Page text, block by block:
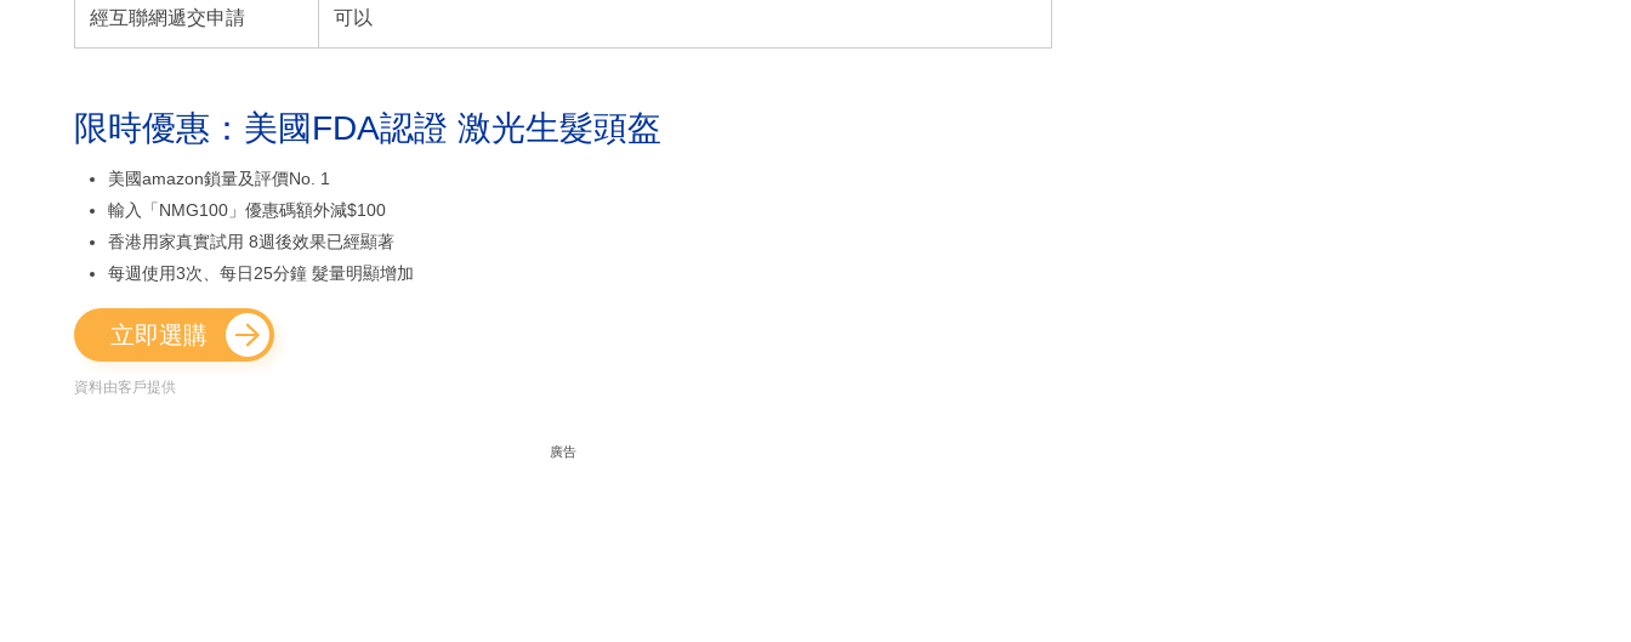
經互聯網遞交申請 可以
限時優惠：美國FDA認證 激光生髮頭盔
美國amazon鎖量及評價No. 1
輸入「NMG100」優惠碼額外減$100
香港用家真實試用 8週後效果已經顯著
每週使用3次、每日25分鐘 髮量明顯增加
立即選購
資料由客戶提供
廣告